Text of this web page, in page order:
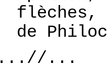
flèches,
de
...//...